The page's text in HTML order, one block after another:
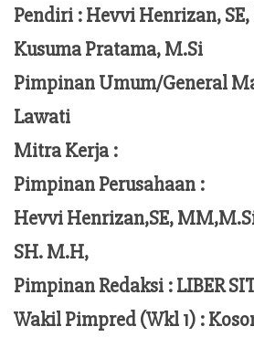
Pendiri :Hevvi Henrizan,
Kusuma Pratama, M.Si
Pimpinan Umum/General
Lawati
Mitra Kerja :
Pimpinan Perusahaan :
Hevvi Henrizan,SE,
SH. M.H,
Pimpinan Redaksi :LIBER
Wakil Pimpred (Wkl 1) :